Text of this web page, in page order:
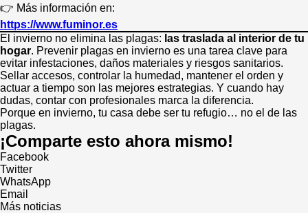
👉 Más información en:
https://www.fuminor.es
El invierno no elimina las plagas: las traslada al interior de tu
hogar. Prevenir plagas en invierno es una tarea clave para
evitar infestaciones, daños materiales y riesgos sanitarios.
Sellar accesos, controlar la humedad, mantener el orden y
actuar a tiempo son las mejores estrategias. Y cuando hay
dudas, contar con profesionales marca la diferencia.
Porque en invierno, tu casa debe ser tu refugio… no el de las
plagas.
¡Comparte esto ahora mismo!
Facebook
Twitter
WhatsApp
Email
Más noticias